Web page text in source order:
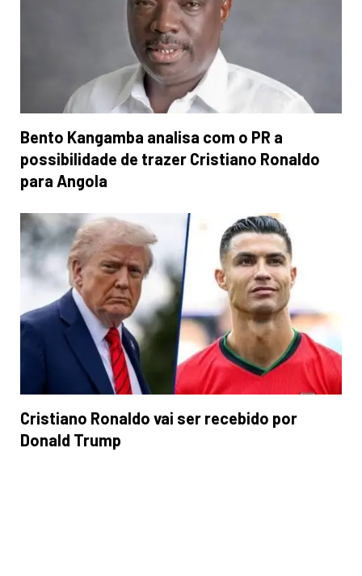
Bento Kangamba analisa com o PR a
possibilidade de trazer Cristiano Ronaldo
para Angola
Cristiano Ronaldo vai ser recebido por
Donald Trump